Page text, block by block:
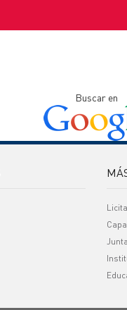
Buscar en